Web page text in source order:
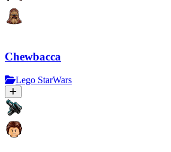
Chewbacca
Lego StarWars